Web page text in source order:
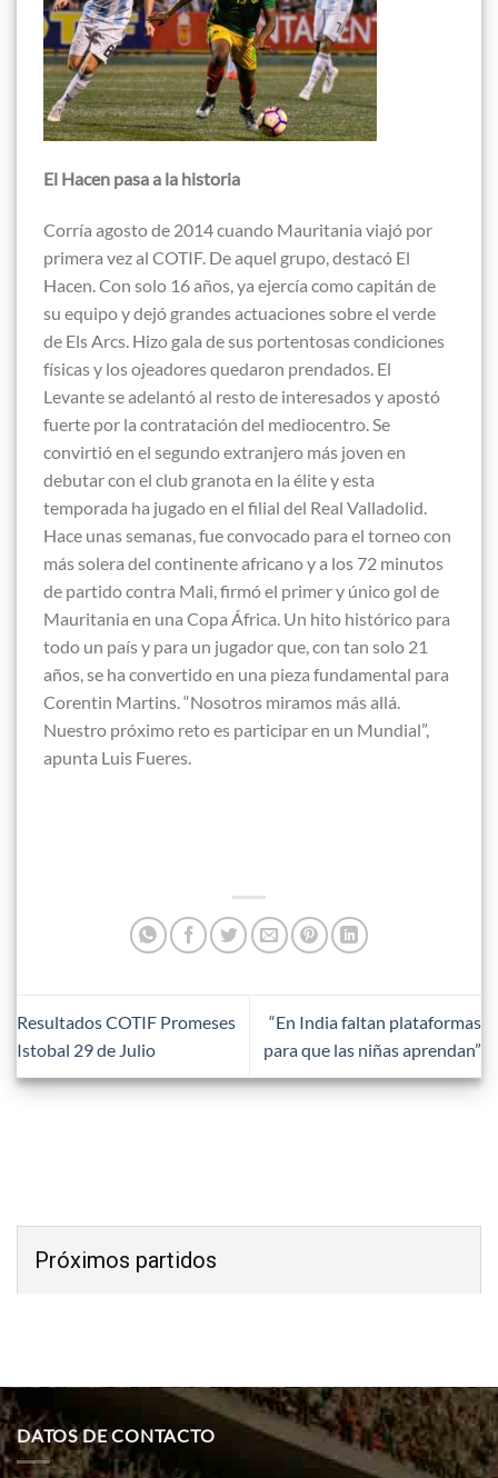
El Hacen pasa a la historia
Corría agosto de 2014 cuando Mauritania viajó por
primera vez al COTIF. De aquel grupo, destacó El
Hacen. Con solo 16 años, ya ejercía como capitán de
su equipo y dejó grandes actuaciones sobre el verde
de Els Arcs. Hizo gala de sus portentosas condiciones
físicas y los ojeadores quedaron prendados. El
Levante se adelantó al resto de interesados y apostó
fuerte por la contratación del mediocentro. Se
convirtió en el segundo extranjero más joven en
debutar con el club granota en la élite y esta
temporada ha jugado en el filial del Real Valladolid.
Hace unas semanas, fue convocado para el torneo con
más solera del continente africano y a los 72 minutos
de partido contra Mali, firmó el primer y único gol de
Mauritania en una Copa África. Un hito histórico para
todo un país y para un jugador que, con tan solo 21
años, se ha convertido en una pieza fundamental para
Corentin Martins. “Nosotros miramos más allá.
Nuestro próximo reto es participar en un Mundial”,
apunta Luis Fueres.
Resultados COTIF Promeses
Istobal 29 de Julio
“En India faltan plataformas
para que las niñas aprendan”
Próximos partidos
DATOS DE CONTACTO